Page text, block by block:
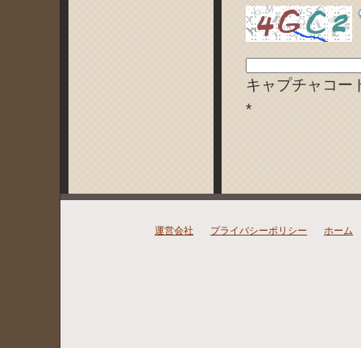
キャプチャコー
*
運営会社 プライバシーポリシー ホーム